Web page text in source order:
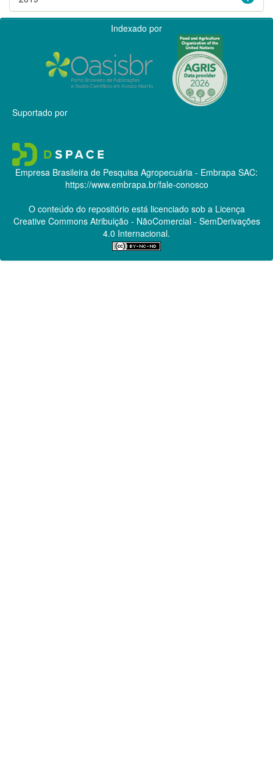
Indexado por
Suportado por
Empresa Brasileira de Pesquisa Agropecuária - Embrapa SAC:
https://www.embrapa.br/fale-conosco
O conteúdo do repositório está licenciado sob a Licença
Creative CommonsAtribuição - NãoComercial - SemDerivações
4.0 Internacional.